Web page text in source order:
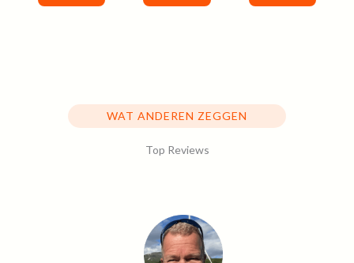
WAT ANDEREN ZEGGEN
Top Reviews